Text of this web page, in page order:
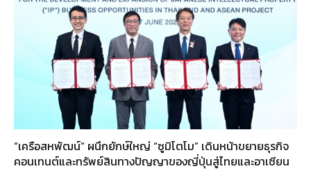
“เครือสหพัฒน์” ผนึกยักษ์ใหญ่ “ซูมิโตโม” เดินหน้าขยายธุรกิจ
คอนเทนต์และทรัพย์สินทางปัญญาของญี่ปุ่นสู่ไทยและอาเซียน